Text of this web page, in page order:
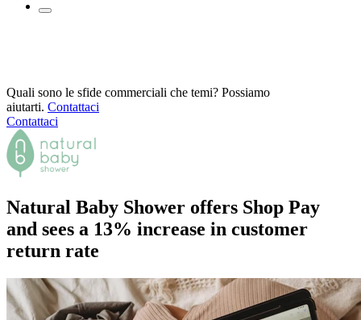
Quali sono le sfide commerciali che temi? Possiamo
aiutarti. Contattaci
Contattaci
Natural Baby Shower offers Shop Pay
and sees a 13% increase in customer
return rate